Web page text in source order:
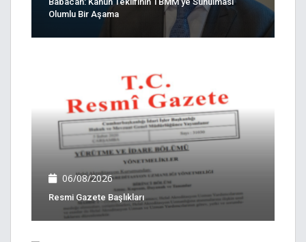
Olumlu Bir Aşama
06/08/2026
Resmi Gazete Başlıkları
05/08/2026